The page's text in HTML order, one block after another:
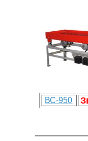
ВС-950